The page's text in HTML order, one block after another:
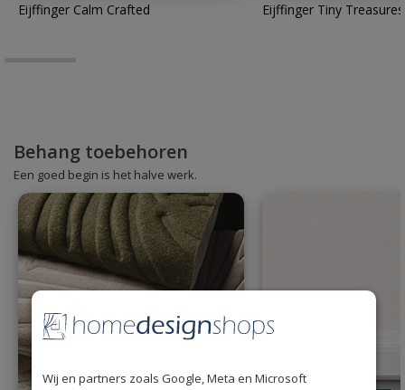
Eijffinger Calm Crafted Eijffinger Tiny Treasures
Behang toebehoren
Een goed begin is het halve werk.
Wij en partners zoals Google, Meta en Microsoft